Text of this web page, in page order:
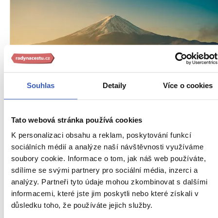
Souhlas Detaily Více o cookies
Tato webová stránka používá cookies
K personalizaci obsahu a reklam, poskytování funkcí
sociálních médií a analýze naší návštěvnosti využíváme
soubory cookie. Informace o tom, jak náš web používáte,
sdílíme se svými partnery pro sociální média, inzerci a
analýzy. Partneři tyto údaje mohou zkombinovat s dalšími
informacemi, které jste jim poskytli nebo které získali v
důsledku toho, že používáte jejich služby.
Oblíbená místa
43973 přečtení